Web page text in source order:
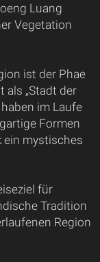
Luang
Vegetation
ist der Phae
als „Stadt der
im Laufe
Formen
ein mystisches
für
Tradition
Region